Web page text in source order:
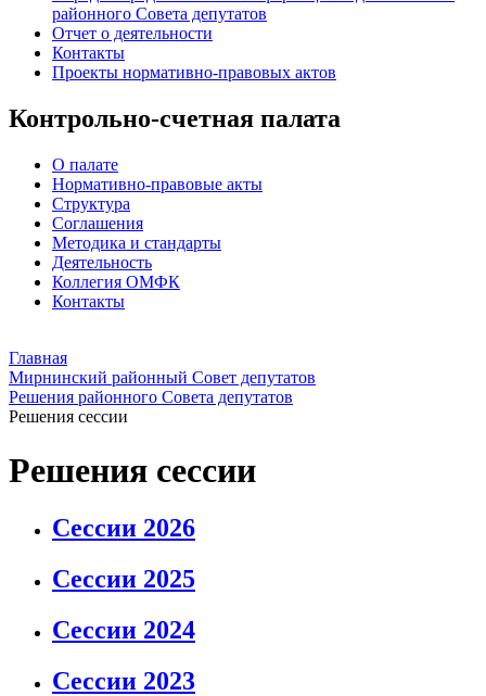
районного Совета депутатов
Отчет о деятельности
Контакты
Проекты нормативно-правовых актов
Контрольно-счетная палата
О палате
Нормативно-правовые акты
Структура
Соглашения
Методика и стандарты
Деятельность
Коллегия ОМФК
Контакты
Главная
Мирнинский районный Совет депутатов
Решения районного Совета депутатов
Решения сессии
Решения сессии
Сессии 2026
Сессии 2025
Сессии 2024
Сессии 2023